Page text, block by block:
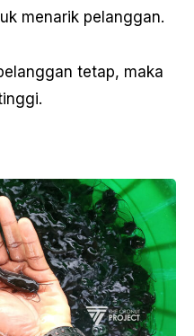
menarik pelanggan.
tetap, maka